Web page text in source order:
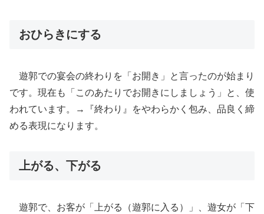
おひらきにする
遊郭での宴会の終わりを「お開き」と言ったのが始まり
です。現在も「このあたりでお開きにしましょう」と、使
われています。→『終わり』をやわらかく包み、品良く締
める表現になります。
上がる、下がる
遊郭で、お客が「上がる（遊郭に入る）」、遊女が「下